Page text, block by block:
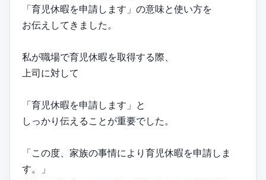
「育児休暇を申請します」の意味と使い方を
お伝えしてきました。
私が職場で育児休暇を取得する際、
上司に対して
「育児休暇を申請します」と
しっかり伝えることが重要でした。
「この度、家族の事情により育児休暇を申請しま
す。」